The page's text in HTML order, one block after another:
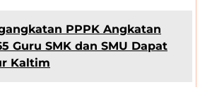
PPPK Angkatan
Guru SMK dan SMU Dapat
Kaltim